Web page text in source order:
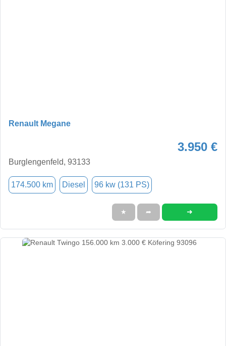
Renault Megane
3.950 €
Burglengenfeld, 93133
174.500 km Diesel 96 kw (131 PS)
★ ➦ ➜